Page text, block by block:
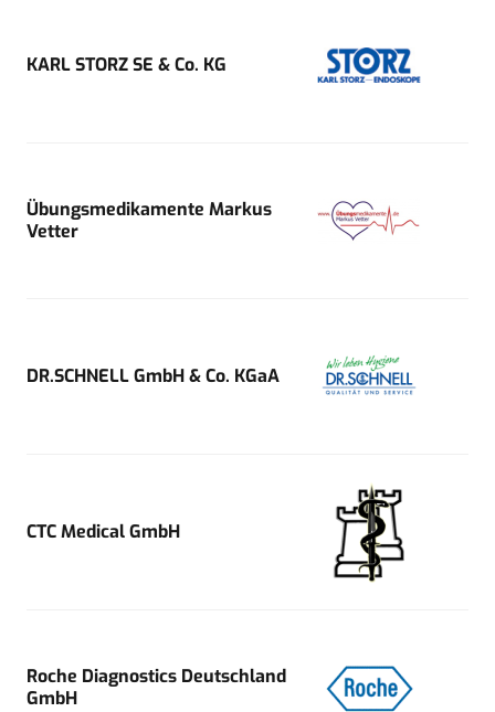
KARL STORZ SE & Co. KG
Übungsmedikamente Markus
Vetter
DR.SCHNELL GmbH & Co. KGaA
CTC Medical GmbH
Roche Diagnostics Deutschland
GmbH